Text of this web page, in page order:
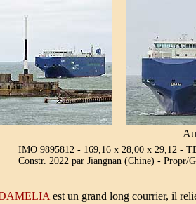
IMO 9895812 - 169,16 x 28,00 x 29,12 -
Constr. 2022 par Jiangnan (Chine) - Propr/
est un grand long courrier, il